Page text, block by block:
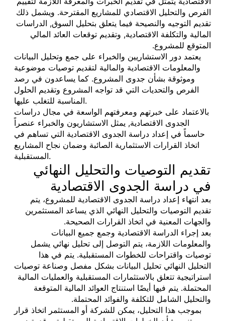
الفرص والتحليل الاقتصادي للمشاريع المقترحة. ويشمل ذلك
تقديم التوجيه والنصيحة فيما يتعلق بتحليل السوق, الدراسات
المالية والتكلفة الاقتصادية, وتقديم توقعات العائد المالي
المتوقع للمشروع.
يعتمد دور الاستشاريين والخبراء على جمع وتحليل البيانات
والمعلومات الاقتصادية والمالية لتقديم توصيات موضوعية
وموثوقة بشأن جدوى المشروع. كما يساعدون في رصد
الفرص والتحديات التي قد تواجه المشروع وتقديم الحلول
المناسبة للتغلب عليها.
بالاعتماد على خبرتهم ومعرفتهم الواسعة في مجال دراسات
الجدوى الاقتصادية, يمثل الاستشاريون والخبراء عنصراً
حاسماً في إعداد دراسة الجدوى الاقتصادية التي تساهم في
اتخاذ القرارات الاستثمارية الصائبة وضمان نجاح المشاريع
المستقبلية.
تقديم التوصيات والتحليل النهائي
في دراسة الجدوى الاقتصادية
بعد انتهاء إعداد دراسة الجدوى الاقتصادية للمشروع، يتم
تقديم التوصيات والتحليل النهائي الذي يساعد المستثمرين
والجهات المعنية في اتخاذ القرارات الصحيحة.
بعد إجراء الدراسة الاقتصادية وجمع جميع البيانات
والمعلومات اللازمة، يتم التوصل إلى تحليل نهائي يشمل
توصيات واقتراحات للخطوات المستقبلية. يتم في هذا
التحليل النهائي تحليل البيانات بشكل مفصل وصناعة توصيات
استراتيجية تتعلق بالاستثمارات المستقبلية والعمليات المالية
المحتملة. يتم فيها أيضًا استنتاج العوائد المالية المتوقعة
والتحليل الشامل للتكلفة والفوائد المحتملة.
بموجب هذا التحليل، يمكن للشركة أو المستثمر اتخاذ قرار